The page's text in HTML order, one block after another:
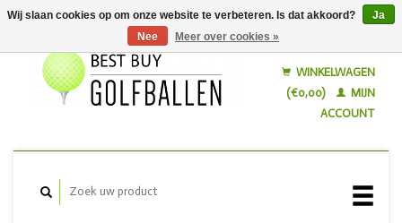
WINKELWAGEN
(€0,00)
MIJN
ACCOUNT
Wij slaan cookies op om onze website te verbeteren. Is dat akkoord?
Ja
Nee
Meer over cookies »